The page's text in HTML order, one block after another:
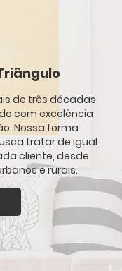
de três décadas
com excelência
Nossa forma
tratar de igual
cliente, desde
e rurais.